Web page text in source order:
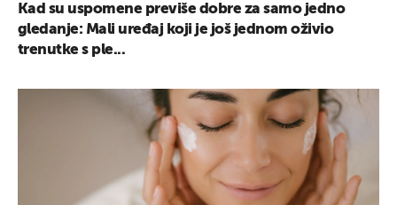
Kad su uspomene previše dobre za samo jedno
gledanje: Mali uređaj koji je još jednom oživio
trenutke s ple...